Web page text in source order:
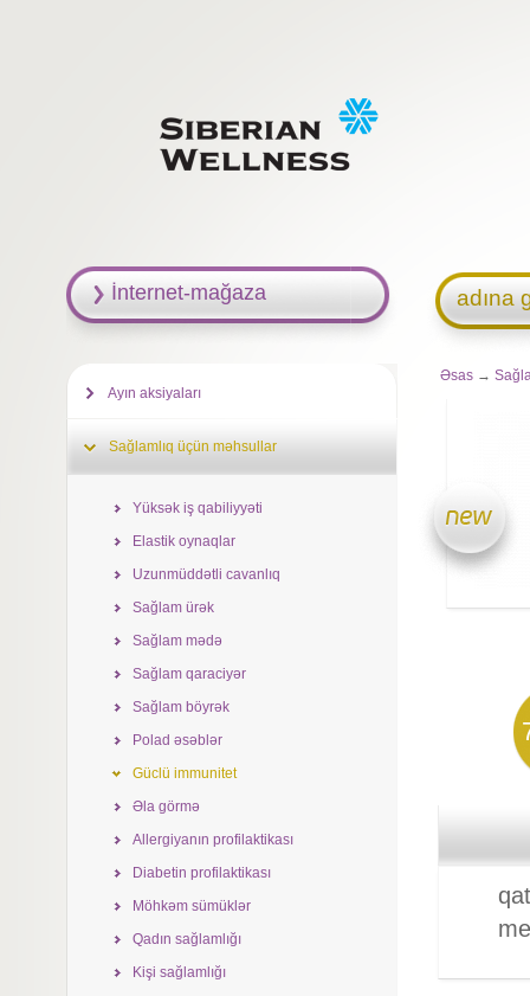
adına
Əsas →
İnternet-mağaza
Ayın aksiyaları
Sağlamlıq üçün məhsullar
Yüksək iş qabiliyyəti
Elastik oynaqlar
Uzunmüddətli cavanlıq
Sağlam ürək
Sağlam mədə
Sağlam qaraciyər
Sağlam böyrək
Polad əsəblər
Güclü immunitet
Əla görmə
Allergiyanın profilaktikası
Diabetin profilaktikası
Möhkəm sümüklər
Qadın sağlamlığı
Kişi sağlamlığı